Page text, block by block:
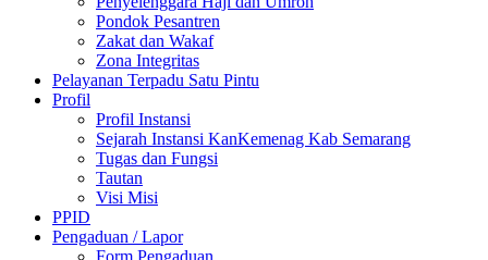
Pondok Pesantren
Zakat dan Wakaf
Zona Integritas
Pelayanan Terpadu Satu Pintu
Profil
Profil Instansi
Sejarah Instansi KanKemenag Kab Semarang
Tugas dan Fungsi
Tautan
Visi Misi
PPID
Pengaduan / Lapor
Form Pengaduan